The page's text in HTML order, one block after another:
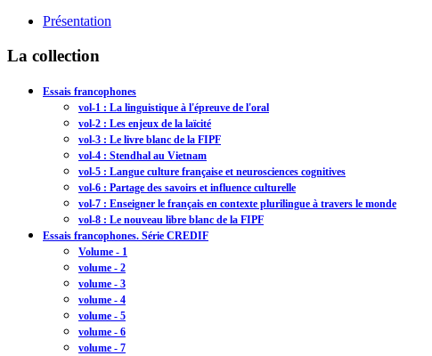
Présentation
La collection
Essais francophones
vol-1 : La linguistique à l'épreuve de l'oral
vol-2 : Les enjeux de la laïcité
vol-3 : Le livre blanc de la FIPF
vol-4 : Stendhal au Vietnam
vol-5 : Langue culture française et neurosciences cognitives
vol-6 : Partage des savoirs et influence culturelle
vol-7 : Enseigner le français en contexte plurilingue à travers le monde
vol-8 : Le nouveau libre blanc de la FIPF
Essais francophones. Série CREDIF
Volume - 1
volume - 2
volume - 3
volume - 4
volume - 5
volume - 6
volume - 7